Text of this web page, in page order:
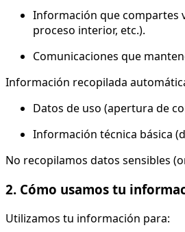
Información que compartes
proceso interior, etc.).
Comunicaciones que
Información recopilada
Datos de uso (apertura de
Información técnica básica
No recopilamos datos sensibles
2. Cómo usamos tu
Utilizamos tu información para: